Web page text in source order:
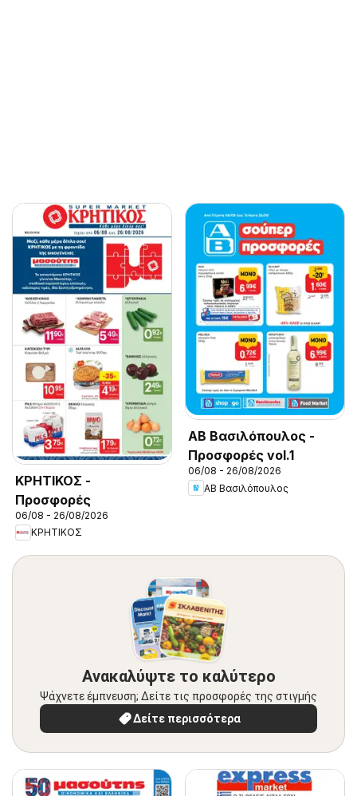
ΚΡΗΤΙΚΟΣ -
Προσφορές
06/08 - 26/08/2026
ΚΡΗΤΙΚΟΣ
ΑΒ Βασιλόπουλος -
Προσφορές vol.1
06/08 - 26/08/2026
ΑΒ Βασιλόπουλος
Ανακαλύψτε το καλύτερο
Ψάχνετε έμπνευση; Δείτε τις προσφορές της στιγμής
Δείτε περισσότερα